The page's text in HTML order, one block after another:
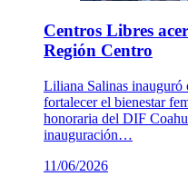
Centros Libres
Región Centro
Liliana Salinas inauguró
fortalecer el bienestar
honoraria del DIF
inauguración…
11/06/2026